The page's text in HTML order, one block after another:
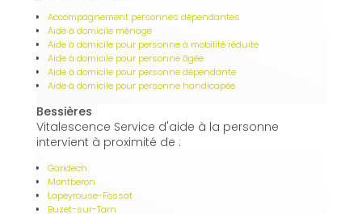
Accompagnement personnes dépendantes
Aide à domicile ménage
Aide à domicile pour personne à mobilité réduite
Aide à domicile pour personne âgée
Aide à domicile pour personne dépendante
Aide à domicile pour personne handicapée
Bessières
Vitalescence Service d'aide à la personne
intervient à proximité de :
Garidech
Montberon
Lapeyrouse-Fossat
Buzet-sur-Tarn